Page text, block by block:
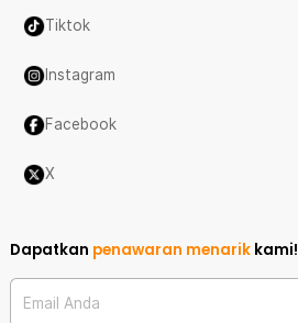
Tiktok
Instagram
Facebook
X
Dapatkan penawaran menarik kami!
Email Anda